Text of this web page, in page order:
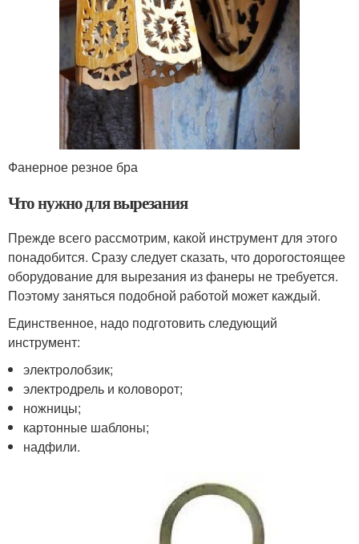
Фанерное резное бра
Что нужно для вырезания
Прежде всего рассмотрим, какой инструмент для этого
понадобится. Сразу следует сказать, что дорогостоящее
оборудование для вырезания из фанеры не требуется.
Поэтому заняться подобной работой может каждый.
Единственное, надо подготовить следующий
инструмент:
электролобзик;
электродрель и коловорот;
ножницы;
картонные шаблоны;
надфили.